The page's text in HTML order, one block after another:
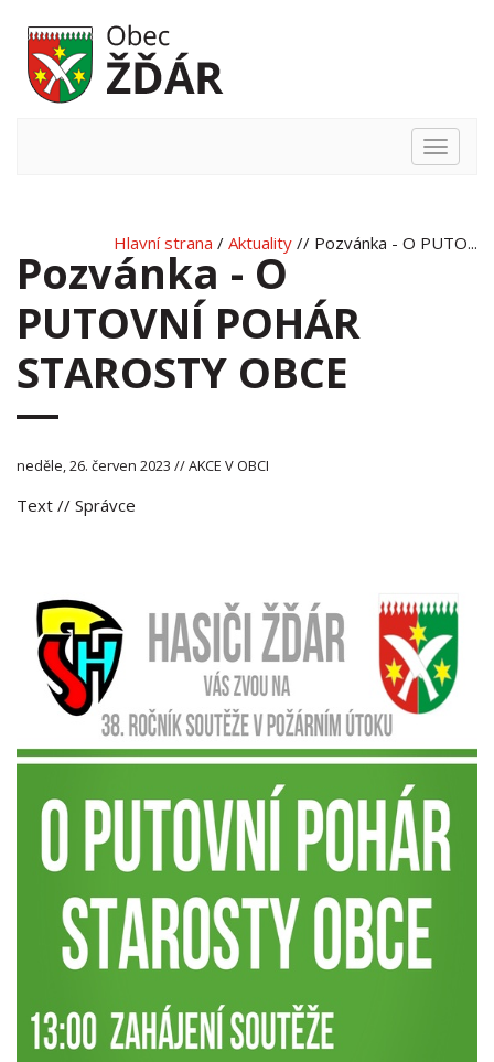
Hlavní
Hlavní strana / Aktuality // Pozvánka - O PUTO...
Pozvánka - O
PUTOVNÍ POHÁR
STAROSTY OBCE
neděle, 26. červen 2023 // AKCE V OBCI
Text // Správce